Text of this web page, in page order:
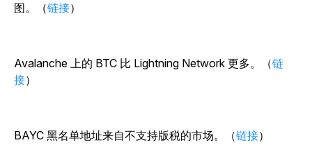
图。（链接）
Avalanche 上的 BTC 比 Lightning Network 更多。（链
接）
BAYC 黑名单地址来自不支持版税的市场。（链接）